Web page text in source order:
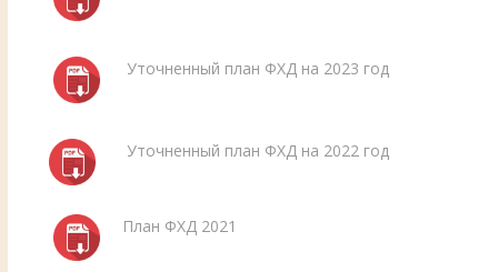
Уточненный план ФХД на 2023 год
Уточненный план ФХД на 2022 год
План ФХД 2021